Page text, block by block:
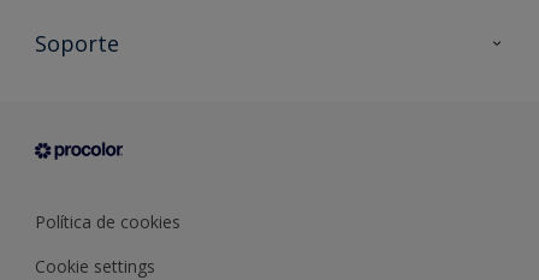
Todos los productos
Condiciones generales de venta
Soporte
Sobre Procolor
Política de cookies
Cookie settings